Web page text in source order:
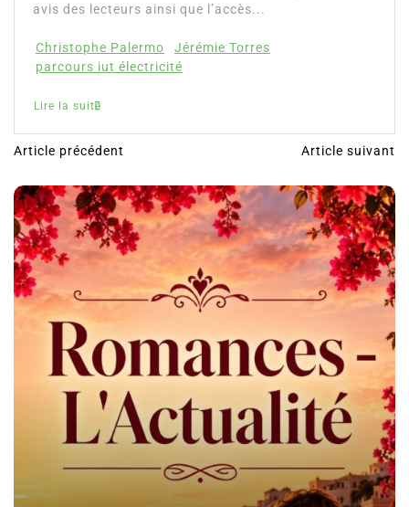
avis des lecteurs ainsi que l’accès...
Christophe Palermo
Jérémie Torres
parcours iut électricité
Lire la suite
N
a
v
i
g
a
t
l
Article précédent Article suivant